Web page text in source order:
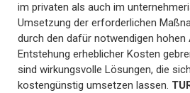
im privaten als auch im
Umsetzung der erforderlichen
durch den dafür notwendigen hohen
Entstehung erheblicher Kosten
sind wirkungsvolle Lösungen, die
kostengünstig umsetzen lassen.